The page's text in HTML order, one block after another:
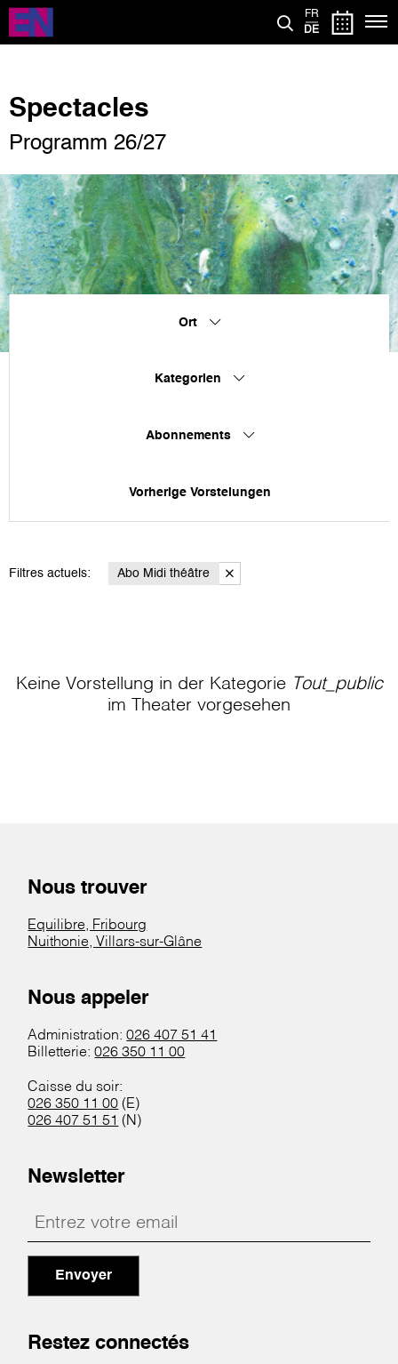
Direkt
zum
Inhalt
FR
DE
Spectacles
Programm 26/27
Ort
Kategorien
Abonnements
Vorherige Vorstelungen
Filtres actuels: Abo Midi théâtre
Keine Vorstellung in der Kategorie Tout_public
im Theater vorgesehen
Nous trouver
Equilibre, Fribourg
Nuithonie, Villars-sur-Glâne
Nous appeler
Administration:026 407 51 41
Billetterie:026 350 11 00
Caisse du soir:
026 350 11 00 (E)
026 407 51 51 (N)
Newsletter
Envoyer
Restez connectés